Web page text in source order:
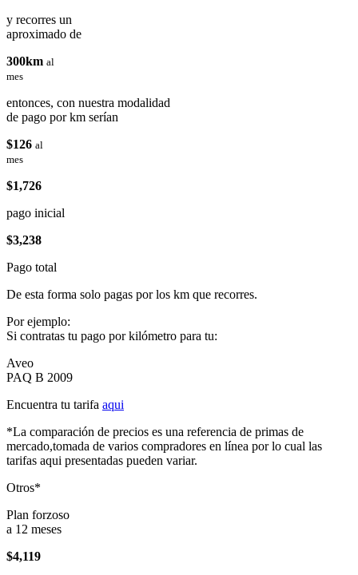
y recorres un
aproximado de
300km al
mes
entonces, con nuestra modalidad
de pago por km serían
$126 al
mes
$1,726
pago inicial
$3,238
Pago total
De esta forma solo pagas por los km que recorres.
Por ejemplo:
Si contratas tu pago por kilómetro para tu:
Aveo
PAQ B 2009
Encuentra tu tarifa aqui
*La comparación de precios es una referencia de primas de
mercado,tomada de varios compradores en línea por lo cual las
tarifas aqui presentadas pueden variar.
Otros*
Plan forzoso
a 12 meses
$4,119